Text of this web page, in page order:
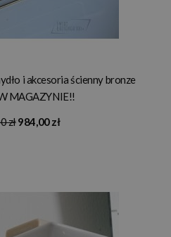
i akcesoria ścienny bronze
MAGAZYNIE!!
zł984,00 zł